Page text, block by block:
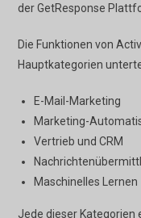
der GetResponse
Die Funktionen von
Hauptkategorien
E-Mail-Marketing
Marketing-
Vertrieb und CRM
Maschinelles Lernen
Jede dieser Kategorien